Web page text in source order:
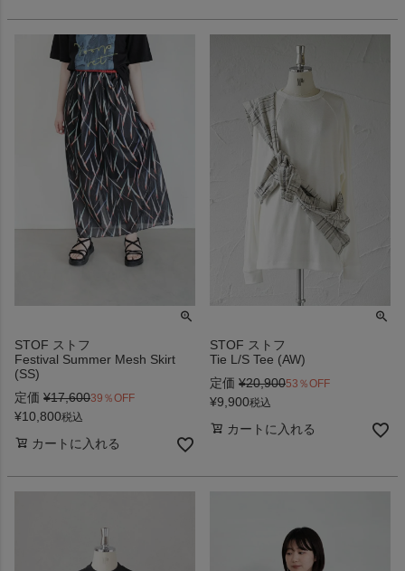
STOF ストフ
Festival Summer Mesh Skirt
(SS)
定価 ¥17,60039％OFF
¥10,800税込
カートに入れる
STOF ストフ
Tie L/S Tee (AW)
定価 ¥20,90053％OFF
¥9,900税込
カートに入れる